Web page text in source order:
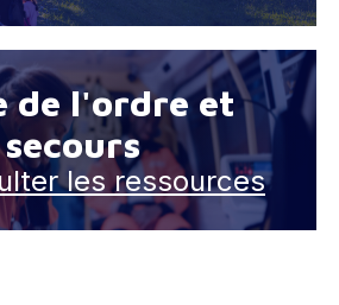
de l'ordre et
secours
les ressources